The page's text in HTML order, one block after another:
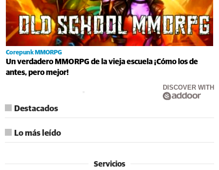
Corepunk MMORPG
Un verdadero MMORPG de la vieja escuela ¡Cómo los de
antes, pero mejor!
DISCOVER WITH
Destacados
Lo más leído
Servicios